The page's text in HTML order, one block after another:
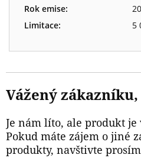
Rok emise:
Limitace:
5
Vážený zákazníku,
Je nám líto, ale produkt je
Pokud máte zájem o jiné
produkty, navštivte